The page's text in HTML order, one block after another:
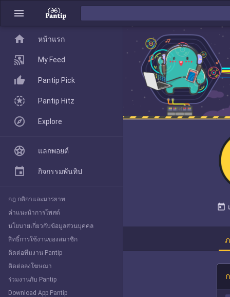
menu
today
home
Pantip Pick
Explore
home หน้าแรก
My Feed
Pantip Pick
Pantip Hitz
Explore
แลกพอยต์
กิจกรรมพันทิป
กฎ กติกาและมารยาท
คำแนะนำการโพสต์
นโยบายเกี่ยวกับข้อมูลส่วนบุคคล
สิทธิ์การใช้งานของสมาชิก
ติดต่อทีมงาน Pantip
ติดต่อลงโฆษณา
ร่วมงานกับ Pantip
Download App Pantip